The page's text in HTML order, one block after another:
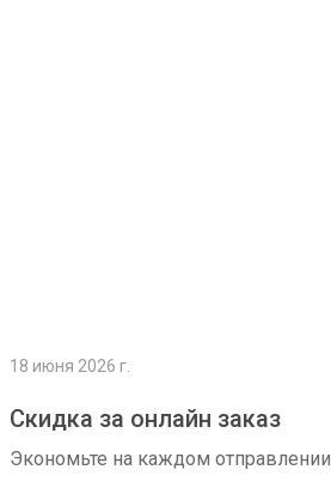
18 июня 2026 г.
Скидка за онлайн заказ
Экономьте на каждом отправлении